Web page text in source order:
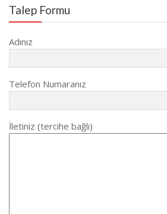
Talep Formu
Adınız
Telefon Numaranız
İletiniz (tercihe bağlı)